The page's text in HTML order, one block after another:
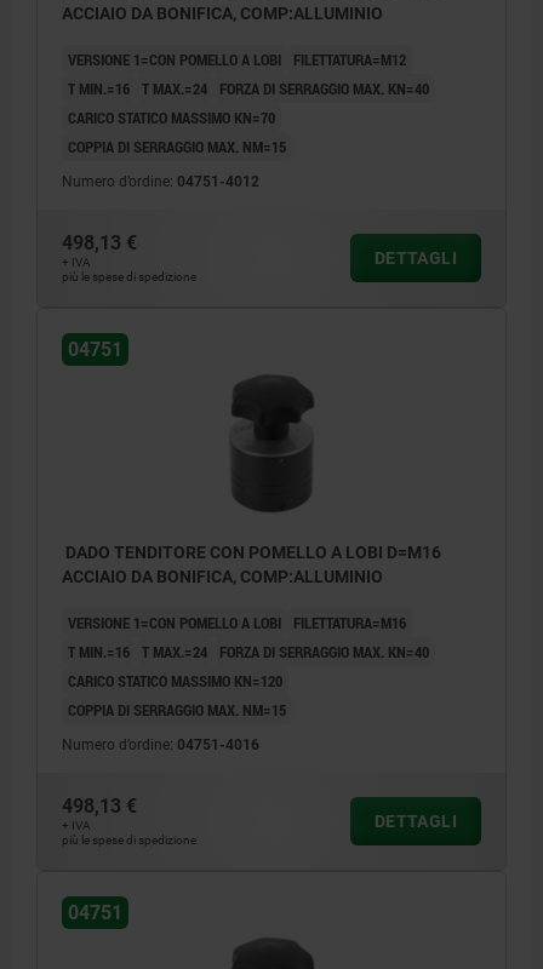
1) Meccanismo di bloccaggio
ACCIAIO DA BONIFICA, COMP:ALLUMINIO
VERSIONE 1=CON POMELLO A LOBI
FILETTATURA=M12
T MIN.=16 T MAX.=24
FORZA DI SERRAGGIO MAX. KN=40
CARICO STATICO MASSIMO KN=70
COPPIA DI SERRAGGIO MAX. NM=15
Numero d’ordine: 04751-4012
498,13 €
+ IVA
più le spese di spedizione
DETTAGLI
04751
DADO TENDITORE CON POMELLO A LOBI D=M16
ACCIAIO DA BONIFICA, COMP:ALLUMINIO
VERSIONE 1=CON POMELLO A LOBI
FILETTATURA=M16
T MIN.=16 T MAX.=24
FORZA DI SERRAGGIO MAX. KN=40
CARICO STATICO MASSIMO KN=120
COPPIA DI SERRAGGIO MAX. NM=15
Numero d’ordine: 04751-4016
498,13 €
+ IVA
più le spese di spedizione
DETTAGLI
04751